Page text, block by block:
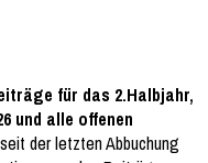
für das 2.Halbjahr,
und alle offenen
der letzten Abbuchung